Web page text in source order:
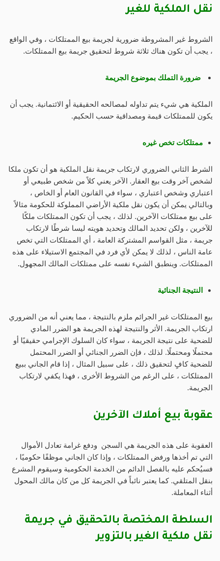
نقل الملكية للغير
الشروط غير المشروطة ضرورية لجريمة بيع الممتلكات ، وفي الواقع
، يجب أن تكون هناك ثلاثة شروط لتحقيق جريمة بيع الممتلكات.
ضرورة التملك بموضوع الجريمة
الملكية هي شيء يتم تداوله لمصالحه الحقيقية أو الائتمانية. يجب أن
يكون للممتلكات قيمة ومصداقية حسب الحكيم.
ممتلكات تخص غيره
الشرط الثاني الضروري لارتكاب جريمة نقل الملكية هو أن تكون ملكا
لشخص آخر وقت بيع العقار. الآخر يعني كلاً من شخص طبيعي أو
اعتباري وشخص اعتباري ، سواء في القانون العام أو الخاص ،
وبالتالي يمكن أن يكون نقل ملكية الأراضي المملوكة للحكومة مثالاً
على بيع ممتلكات الآخرين. لذلك ، يجب أن تكون الممتلكات ملكًا
للآخرين ، ولكن تحديد المالك وتحديد هويته ليسا شرطًا لارتكاب
جريمة ، مثل القواسم المشتركة العامة ، أي الممتلكات التي تخص
عامة الناس ، لذلك لا يمكن لأي فرد في المجتمع الاستيلاء على هذه
الممتلكات. وينطبق الشيء نفسه على ممتلكات المالك المجهول.
النتيجة الجنائية
بيع الممتلكات غير الجرائم ملزم بالنتيجة ، مما يعني أنه من الضروري
ارتكاب الجريمة. الأثر والنتيجة لهذه الجريمة هو الضرر المادي
للضحية على نتيجة الجريمة ، سواء كان السلوك الإجرامي حقيقيًا أو
محتملًا ومحتملًا. لذلك ، فإن الضرر الجنائي أو الضرر المحتمل
للضحية كافٍ لتحقيق ذلك ، على سبيل المثال ، إذا قام الجاني ببيع
الممتلكات ، على الرغم من الشروط الأخرى ، فهذا يكفي لارتكاب
الجريمة.
عقوبة بيع أملاك الآخرين
العقوبة على هذه الجريمة هي السجن ودفع غرامة تعادل الأموال
التي تم أخذها ورفض الممتلكات ، وإذا كان الجاني موظفًا حكوميًا ،
فسيُحكم عليه بالفصل الدائم من الخدمة الحكومية وسيقوم المشرع
بنقل المتلقي. كما يعتبر نائباً في الجريمة كل من كان مالك المحول
أثناء المعاملة.
السلطة المختصة بالتحقيق في جريمة
نقل ملكية الغير بالتزوير